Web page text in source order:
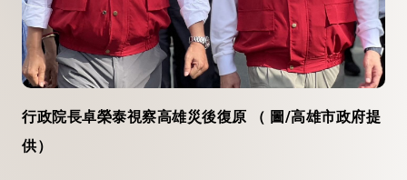
行政院長卓榮泰視察高雄災後復原 （ 圖/高雄市政府提
供）